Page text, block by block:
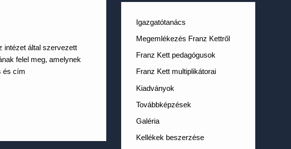
intézet által szervezett
felel meg, amelynek
és cím
Igazgatótanács
Megemlékezés Franz Kettről
Franz Kett pedagógusok
Franz Kett multiplikátorai
Kiadványok
Továbbképzések
Galéria
Kellékek beszerzése